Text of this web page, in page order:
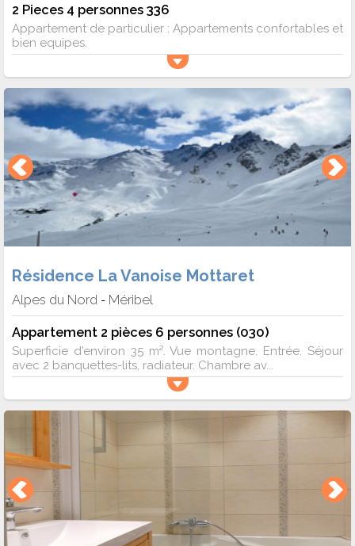
2 Pieces 4 personnes 336
Appartement de particulier : Appartements confortables et
bien equipes.
Résidence La Vanoise Mottaret
Alpes du Nord - Méribel
Appartement 2 pièces 6 personnes (030)
Superficie d'environ 35 m². Vue montagne. Entrée. Séjour
avec 2 banquettes-lits, radiateur. Chambre av...